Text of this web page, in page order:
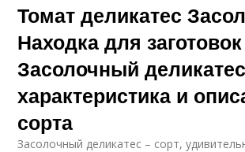
Томат деликатес
Находка для
Засолочный
характеристика и
сорта
Засолочный деликатес – сорт,